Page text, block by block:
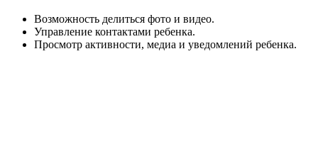
Возможность делиться фото и видео.
Управление контактами ребенка.
Просмотр активности, медиа и уведомлений ребенка.